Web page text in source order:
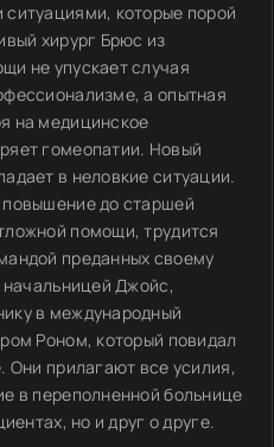
которые порой
хирург Брюс из
не упускает случая
а опытная
на медицинское
гомеопатии. Новый
в неловкие ситуации.
до старшей
помощи, трудится
преданных своему
Джойс,
в международный
Роном, который повидал
Они прилагают все усилия,
в переполненной больнице
но и друг о друге.